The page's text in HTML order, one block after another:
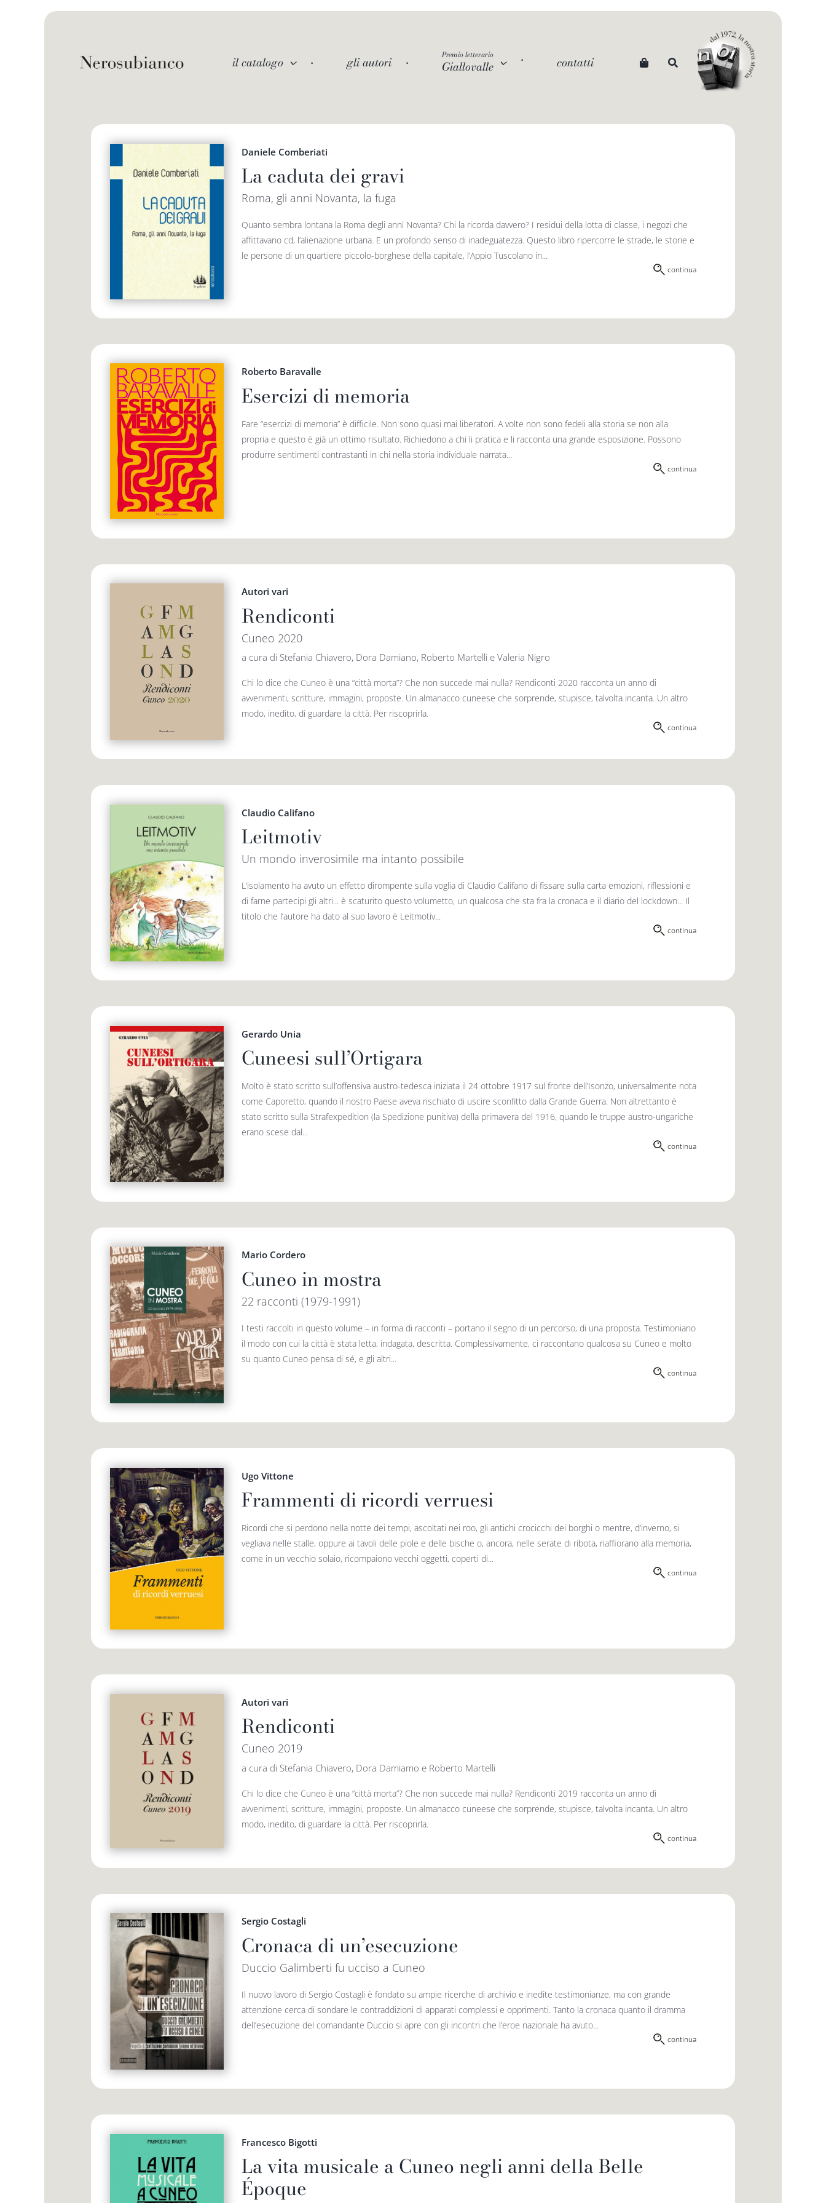
il catalogo gli autori Premio letterario
Giallovalle contatti
Daniele Comberiati
La caduta dei gravi
Roma, gli anni Novanta, la fuga
Quanto sembra lontana la Roma degli anni Novanta? Chi la ricorda davvero? I residui della lotta di classe, i negozi che
affittavano cd, l’alienazione urbana. E un profondo senso di inadeguatezza. Questo libro ripercorre le strade, le storie e
le persone di un quartiere piccolo-borghese della capitale, l’Appio Tuscolano in...
continua
Roberto Baravalle
Esercizi di memoria
Fare “esercizi di memoria” è difficile. Non sono quasi mai liberatori. A volte non sono fedeli alla storia se non alla
propria e questo è già un ottimo risultato. Richiedono a chi li pratica e li racconta una grande esposizione. Possono
produrre sentimenti contrastanti in chi nella storia individuale narrata...
continua
Autori vari
Rendiconti
Cuneo 2020
a cura di Stefania Chiavero, Dora Damiano, Roberto Martelli e Valeria Nigro
Chi lo dice che Cuneo è una “città morta”? Che non succede mai nulla? Rendiconti 2020 racconta un anno di
avvenimenti, scritture, immagini, proposte. Un almanacco cuneese che sorprende, stupisce, talvolta incanta. Un altro
modo, inedito, di guardare la città. Per riscoprirla.
continua
Claudio Califano
Leitmotiv
Un mondo inverosimile ma intanto possibile
L’isolamento ha avuto un effetto dirompente sulla voglia di Claudio Califano di fissare sulla carta emozioni, riflessioni e
di farne partecipi gli altri... è scaturito questo volumetto, un qualcosa che sta fra la cronaca e il diario del lockdown... Il
titolo che l’autore ha dato al suo lavoro è Leitmotiv...
continua
Gerardo Unia
Cuneesi sull’Ortigara
Molto è stato scritto sull’offensiva austro-tedesca iniziata il 24 ottobre 1917 sul fronte dell’Isonzo, universalmente nota
come Caporetto, quando il nostro Paese aveva rischiato di uscire sconfitto dalla Grande Guerra. Non altrettanto è
stato scritto sulla Strafexpedition (la Spedizione punitiva) della primavera del 1916, quando le truppe austro-ungariche
erano scese dal...
continua
Mario Cordero
Cuneo in mostra
22 racconti (1979-1991)
I testi raccolti in questo volume – in forma di racconti – portano il segno di un percorso, di una proposta. Testimoniano
il modo con cui la città è stata letta, indagata, descritta. Complessivamente, ci raccontano qualcosa su Cuneo e molto
su quanto Cuneo pensa di sé, e gli altri...
continua
Ugo Vittone
Frammenti di ricordi verruesi
Ricordi che si perdono nella notte dei tempi, ascoltati nei roo, gli antichi crocicchi dei borghi o mentre, d’inverno, si
vegliava nelle stalle, oppure ai tavoli delle piole e delle bische o, ancora, nelle serate di ribota, riaffiorano alla memoria,
come in un vecchio solaio, ricompaiono vecchi oggetti, coperti di...
continua
Autori vari
Rendiconti
Cuneo 2019
a cura di Stefania Chiavero, Dora Damiamo e Roberto Martelli
Chi lo dice che Cuneo è una “città morta”? Che non succede mai nulla? Rendiconti 2019 racconta un anno di
avvenimenti, scritture, immagini, proposte. Un almanacco cuneese che sorprende, stupisce, talvolta incanta. Un altro
modo, inedito, di guardare la città. Per riscoprirla.
continua
Sergio Costagli
Cronaca di un’esecuzione
Duccio Galimberti fu ucciso a Cuneo
Il nuovo lavoro di Sergio Costagli è fondato su ampie ricerche di archivio e inedite testimonianze, ma con grande
attenzione cerca di sondare le contraddizioni di apparati complessi e opprimenti. Tanto la cronaca quanto il dramma
dell’esecuzione del comandante Duccio si apre con gli incontri che l’eroe nazionale ha avuto...
continua
Francesco Bigotti
La vita musicale a Cuneo negli anni della Belle
Époque